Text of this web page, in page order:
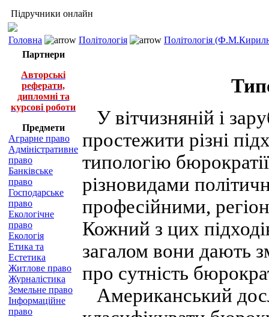
Підручники онлайн
Головна Політологія
Політологія
Партнери
Авторські
реферати,
дипломні та
курсові роботи
Предмети
Аграрне право
Адміністративне
право
Банківське
право
Господарське
право
Екологічне
право
Екологія
Етика та
Естетика
Житлове право
Журналістика
Земельне право
Інформаційне
право
У вітчизняній і
простежити різні
типологію
різновидами
професійними,
Кожний з цих
загалом вони дають
про сутність
Американський